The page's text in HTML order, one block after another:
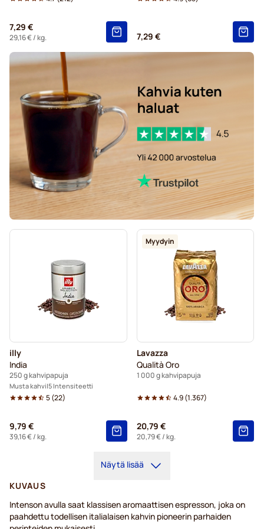
7,29 €
29,16 €/ kg. 7,29 €
illy
India
250 g kahvipapuja
Musta kahvi 5 Intensiteetti
5(22)
9,79 €
39,16 €/ kg.
Myydyin
Lavazza
Qualità Oro
1 000 g kahvipapuja
4.9(1.367)
20,79 €
20,79 €/ kg.
Näytä lisää
KUVAUS
Intenson avulla saat klassisen aromaattisen espresson, joka on
paahdettu todellisen italialaisen kahvin pioneerin parhaiden